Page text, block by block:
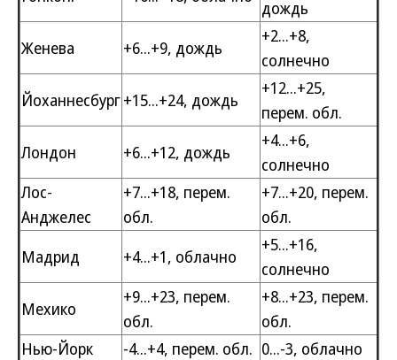
дождь
Женева
+6...+9, дождь
+2...+8,
солнечно
Йоханнесбург+15...+24, дождь
+12...+25,
перем. обл.
Лондон
+6...+12, дождь
+4...+6,
солнечно
Лос-
Анджелес
+7...+18, перем.
обл.
+7...+20, перем.
обл.
Мадрид
+4...+1, облачно
+5...+16,
солнечно
Мехико
+9...+23, перем.
обл.
+8...+23, перем.
обл.
Нью-Йорк
-4...+4, перем. обл. 0...-3, облачно